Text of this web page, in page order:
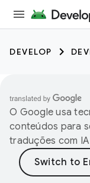
DEVELOP
O Google usa
conteúdos para
traduções com